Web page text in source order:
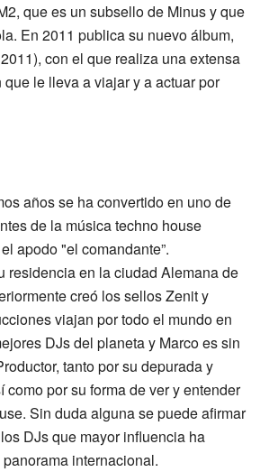
que es un subsello de Minus y que
En 2011 publica su nuevo álbum,
con el que realiza una extensa
le lleva a viajar y a actuar por
años se ha convertido en uno de
de la música techno house
apodo "el comandante”.
residencia en la ciudad Alemana de
creó los sellos Zenit y
viajan por todo el mundo en
DJs del planeta y Marco es sin
tanto por su depurada y
como por su forma de ver y entender
Sin duda alguna se puede afirmar
DJs que mayor influencia ha
internacional.